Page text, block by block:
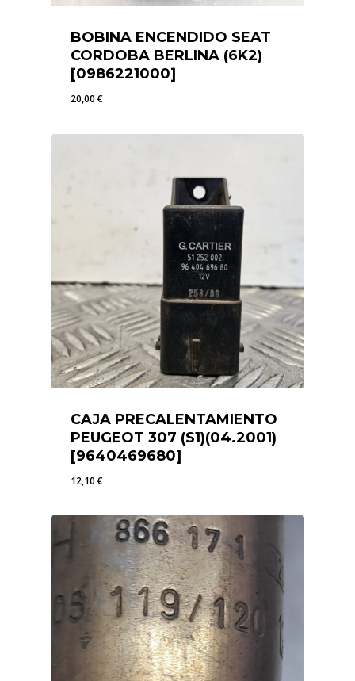
BOBINA ENCENDIDO SEAT
CORDOBA BERLINA (6K2)
[0986221000]
20,00€
CAJA PRECALENTAMIENTO
PEUGEOT 307 (S1)(04.2001)
[9640469680]
12,10€